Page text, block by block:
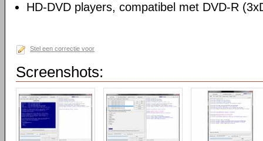
HD-DVD players, compatibel met DVD-R
Stel een correctie voor
Screenshots: